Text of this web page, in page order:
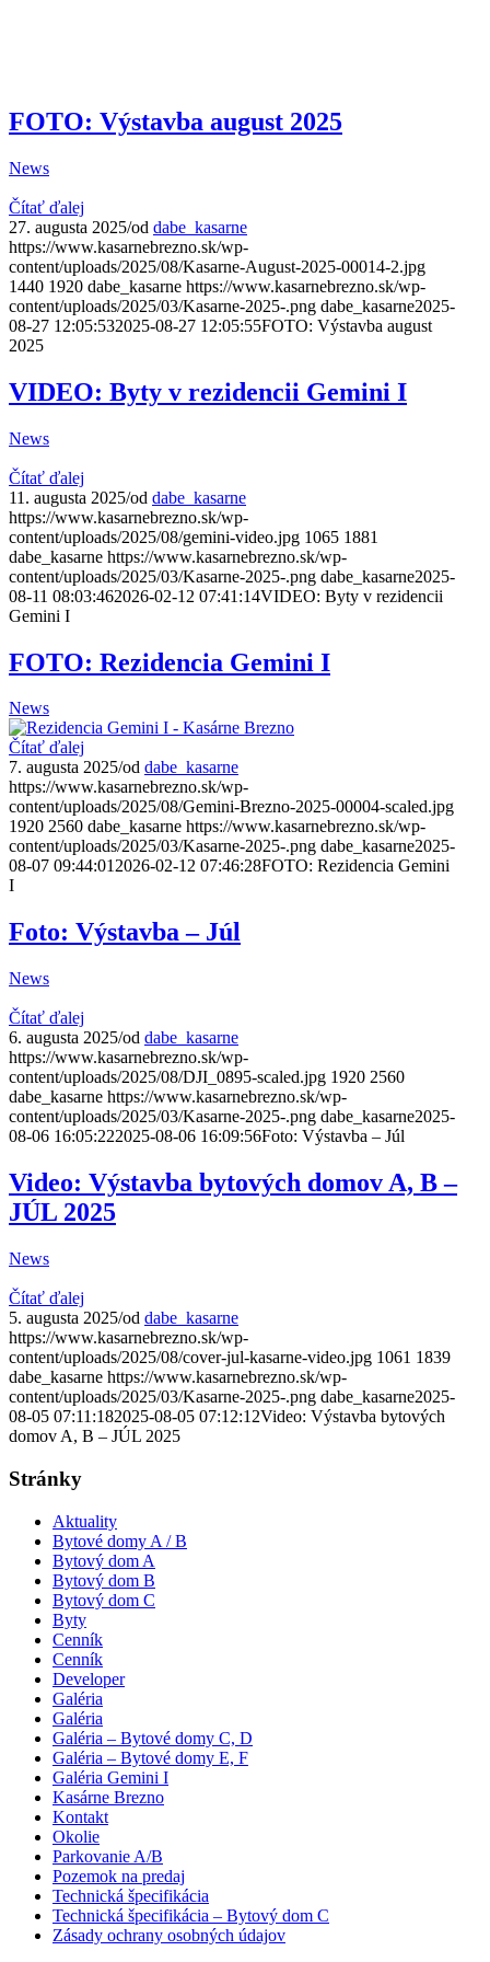
FOTO: Výstavba august 2025
News
Čítať ďalej
27. augusta 2025/od dabe_kasarne
https://www.kasarnebrezno.sk/wp-
content/uploads/2025/08/Kasarne-August-2025-00014-2.jpg
1440 1920 dabe_kasarne https://www.kasarnebrezno.sk/wp-
content/uploads/2025/03/Kasarne-2025-.png dabe_kasarne2025-
08-27 12:05:532025-08-27 12:05:55FOTO: Výstavba august
2025
VIDEO: Byty v rezidencii Gemini I
News
Čítať ďalej
11. augusta 2025/od dabe_kasarne
https://www.kasarnebrezno.sk/wp-
content/uploads/2025/08/gemini-video.jpg 1065 1881
dabe_kasarne https://www.kasarnebrezno.sk/wp-
content/uploads/2025/03/Kasarne-2025-.png dabe_kasarne2025-
08-11 08:03:462026-02-12 07:41:14VIDEO: Byty v rezidencii
Gemini I
FOTO: Rezidencia Gemini I
News
Čítať ďalej
7. augusta 2025/od dabe_kasarne
https://www.kasarnebrezno.sk/wp-
content/uploads/2025/08/Gemini-Brezno-2025-00004-scaled.jpg
1920 2560 dabe_kasarne https://www.kasarnebrezno.sk/wp-
content/uploads/2025/03/Kasarne-2025-.png dabe_kasarne2025-
08-07 09:44:012026-02-12 07:46:28FOTO: Rezidencia Gemini
I
Foto: Výstavba – Júl
News
Čítať ďalej
6. augusta 2025/od dabe_kasarne
https://www.kasarnebrezno.sk/wp-
content/uploads/2025/08/DJI_0895-scaled.jpg 1920 2560
dabe_kasarne https://www.kasarnebrezno.sk/wp-
content/uploads/2025/03/Kasarne-2025-.png dabe_kasarne2025-
08-06 16:05:222025-08-06 16:09:56Foto: Výstavba – Júl
Video: Výstavba bytových domov A, B –
JÚL 2025
News
Čítať ďalej
5. augusta 2025/od dabe_kasarne
https://www.kasarnebrezno.sk/wp-
content/uploads/2025/08/cover-jul-kasarne-video.jpg 1061 1839
dabe_kasarne https://www.kasarnebrezno.sk/wp-
content/uploads/2025/03/Kasarne-2025-.png dabe_kasarne2025-
08-05 07:11:182025-08-05 07:12:12Video: Výstavba bytových
domov A, B – JÚL 2025
Stránky
Aktuality
Bytové domy A / B
Bytový dom A
Bytový dom B
Bytový dom C
Byty
Cenník
Cenník
Developer
Galéria
Galéria
Galéria – Bytové domy C, D
Galéria – Bytové domy E, F
Galéria Gemini I
Kasárne Brezno
Kontakt
Okolie
Parkovanie A/B
Pozemok na predaj
Technická špecifikácia
Technická špecifikácia – Bytový dom C
Zásady ochrany osobných údajov